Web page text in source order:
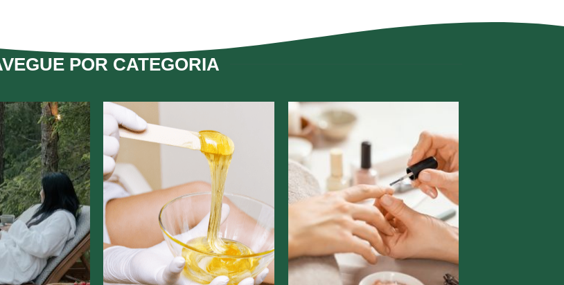
POR CATEGORIA